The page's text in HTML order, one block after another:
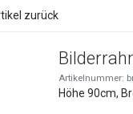
zurück
Artikelnummer:
Höhe 90cm,